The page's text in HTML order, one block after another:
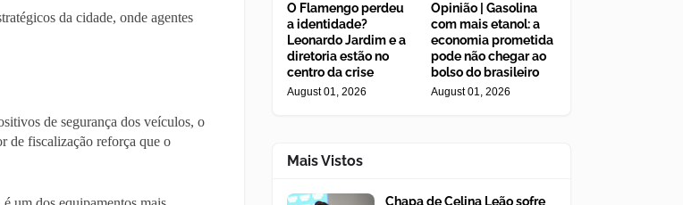
da cidade, onde agentes
de segurança dos veículos, o
de fiscalização reforça que o
O Flamengo perdeu
a identidade?
Leonardo Jardim e a
diretoria estão no
centro da crise
August 01, 2026
Opinião | Gasolina
com mais etanol: a
economia prometida
pode não chegar ao
bolso do brasileiro
August 01, 2026
Mais Vistos
Chapa de Celina Leão sofre